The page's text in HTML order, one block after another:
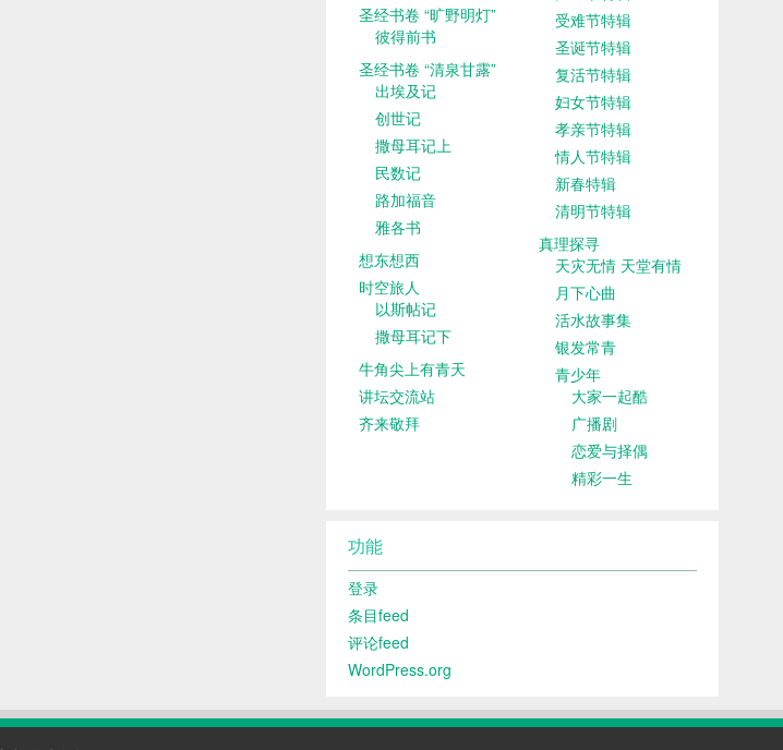
圣经书卷 “旷野明灯”
彼得前书
圣经书卷 “清泉甘露”
出埃及记
创世记
撒母耳记上
民数记
路加福音
雅各书
想东想西
时空旅人
以斯帖记
撒母耳记下
牛角尖上有青天
讲坛交流站
齐来敬拜
受难节特辑
圣诞节特辑
复活节特辑
妇女节特辑
孝亲节特辑
情人节特辑
新春特辑
清明节特辑
真理探寻
天灾无情 天堂有情
月下心曲
活水故事集
银发常青
青少年
大家一起酷
广播剧
恋爱与择偶
精彩一生
功能
登录
条目feed
评论feed
WordPress.org